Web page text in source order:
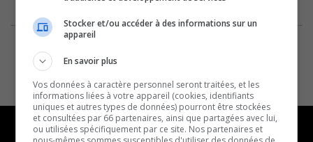
Stocker et/ou accéder à des informations sur un
appareil
En savoir plus
Vos données à caractère personnel seront traitées, et les
informations liées à votre appareil (cookies, identifiants
uniques et autres types de données) pourront être stockées
et consultées par 66 partenaires, ainsi que partagées avec lui,
ou utilisées spécifiquement par ce site. Nos partenaires et